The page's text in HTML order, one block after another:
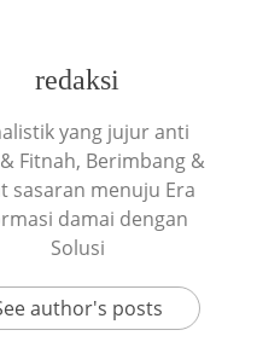
redaksi
yang jujur anti
Fitnah, Berimbang &
sasaran menuju Era
damai dengan
Solusi
author's posts